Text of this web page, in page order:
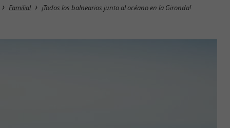
Familial ¡Todos los balnearios junto al océano en la Gironda!